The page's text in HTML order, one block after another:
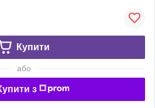
Купити
або
з